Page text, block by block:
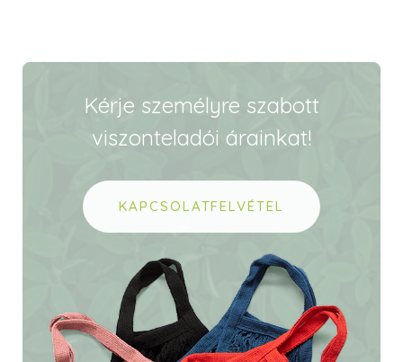
Kérje személyre szabott
viszonteladói árainkat!
KAPCSOLATFELVÉTEL